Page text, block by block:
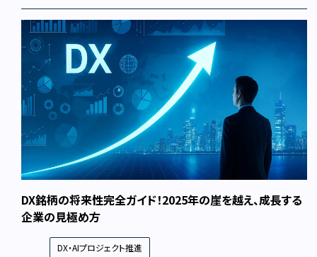
DX銘柄の将来性完全ガイド！2025年の崖を越え、成長する
企業の見極め方
DX・AIプロジェクト推進